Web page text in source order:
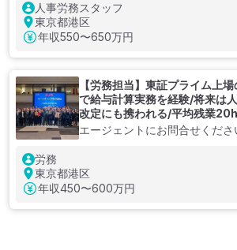
人事労務スタッフ
東京都港区
年収550〜650万円
【労務担当】東証プライム上
で給与計算実務を経験/将来は
改定にも携われる/平均残業
エージェントにお問合せくださ
労務
東京都港区
年収450〜600万円